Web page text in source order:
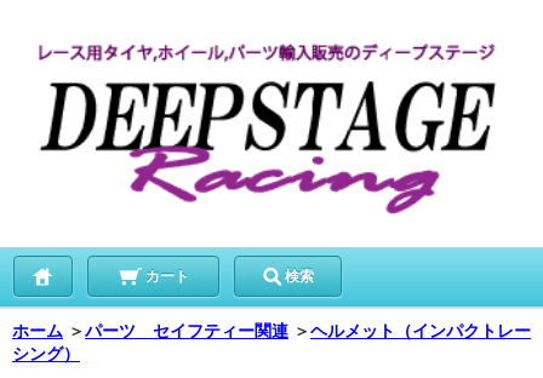
カート 検索
ホーム ＞パーツ セイフティー関連 ＞ヘルメット（インパクトレー
シング）